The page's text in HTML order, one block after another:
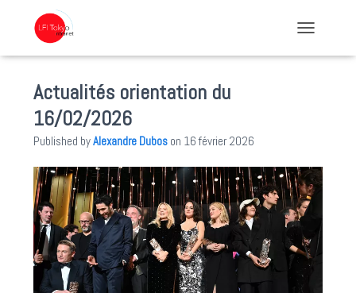
Actualités orientation du
16/02/2026
Published byAlexandre Dubos on 16 février 2026